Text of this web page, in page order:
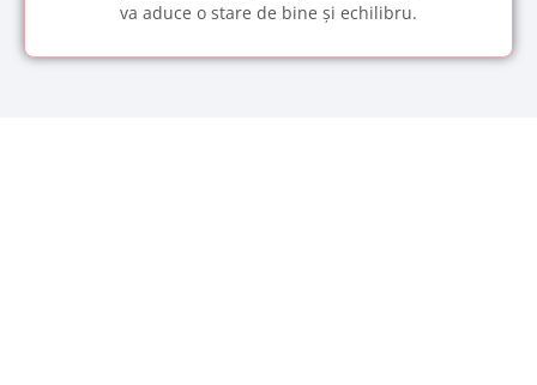
va aduce o stare de bine și echilibru.